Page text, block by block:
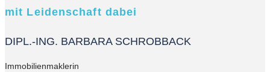
mit Leidenschaft dabei
DIPL.-ING. BARBARA SCHROBBACK
Immobilienmaklerin